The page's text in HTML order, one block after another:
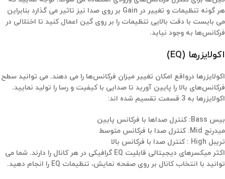
هر گونه تنظیمات و تغییر در Gain بر روی صدا نیز تاثیر می گذارد بنابراین
می بایست با دقت بالایی تنظیمات را بر روی گین اعمال کنید تا اختلالی در
فرکانس‌ها به وجود نیاید.
اکولایزرها (EQ)
اکولایزرها درواقع امکان تغییر میزان فرکانس‌ها را می دهند. می توانید سطح
فرکانس‌های بالا را پایین آورید تا صدایی با کیفیت و رسا را تولید نمایید.
اکولایزرها به 3 قسمت تقسیم شده اند:
بیس Bass: کنترل صداها با فرکانس پایین
میدرنج Mid: کنترل صدا با فرکانس متوسط
تریبل High : کنترل صدا با فرکانس بالا
اکثر میکسرهای دیجیتالی قابلیت EQ گرافیکی در هر کانال را دارند. شما می
توانید با انتخاب کانال بر روی صفحه نمایش، تنظیمات EQ را انجام دهید.